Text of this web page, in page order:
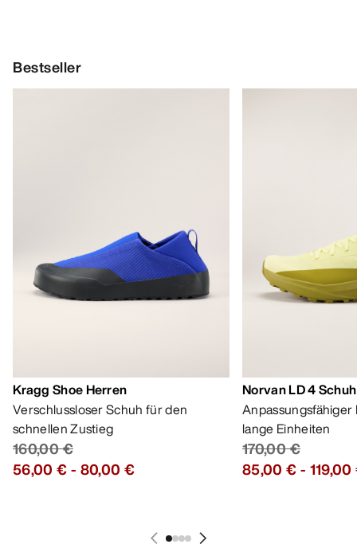
Bestseller
Kragg Shoe Herren
Verschlussloser Schuh für den
schnellen Zustieg
160,00 €
56,00 €- 80,00 €
Norvan LD 4
lange Einheiten
170,00 €
85,00 €-